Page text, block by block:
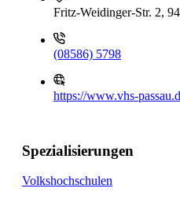
Fritz-Weidinger-Str. 2,
(08586) 5798
https://www.vhs-
Spezialisierungen
Volkshochschulen